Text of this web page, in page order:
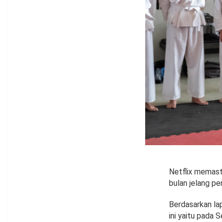
Netflix
bulan jelang
Berdasarkan
ini yaitu pada